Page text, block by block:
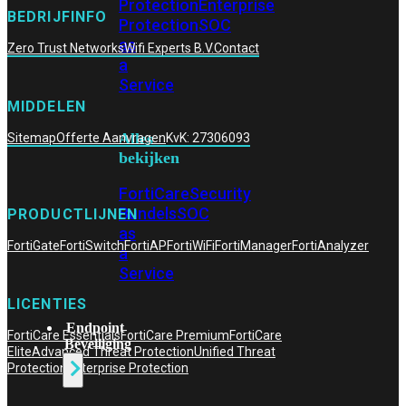
ProtectionEnterprise
ProtectionSOC
as
a
Service
Alles
bekijken
FortiCareSecurity
BundelsSOC
as
a
Service
Endpoint
Beveiliging
BEDRIJFINFO
Zero Trust NetworksWifi Experts B.V.Contact
MIDDELEN
SitemapOfferte AanvragenKvK: 27306093
PRODUCTLIJNEN
FortiGateFortiSwitchFortiAPFortiWiFiFortiManagerFortiAnalyzer
LICENTIES
FortiCare EssentialsFortiCare PremiumFortiCare
EliteAdvanced Threat ProtectionUnified Threat
Protection Enterprise Protection